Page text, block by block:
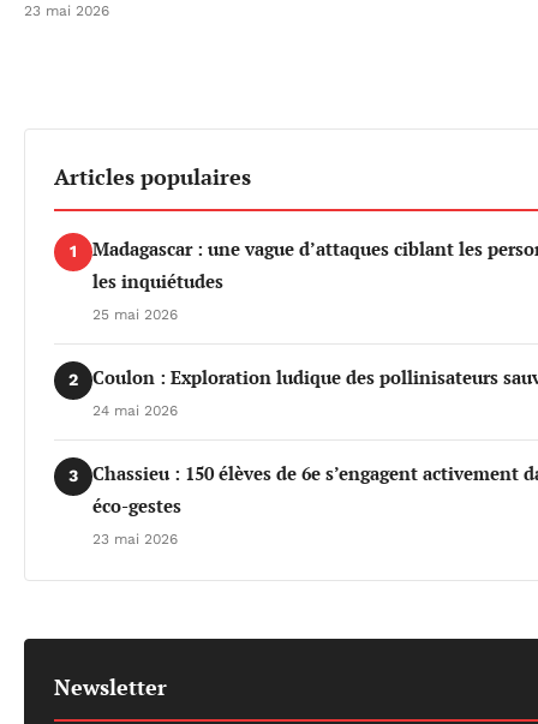
23 mai 2026
Articles populaires
1
Madagascar : une vague d’attaques ciblant les
les inquiétudes
25 mai 2026
2 Coulon : Exploration ludique des pollinisateurs
24 mai 2026
3
Chassieu : 150 élèves de 6e s’engagent activement
éco-gestes
23 mai 2026
Newsletter